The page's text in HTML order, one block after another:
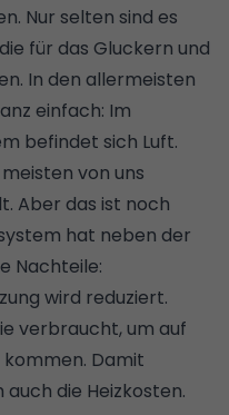
Nur selten sind es
für das Gluckern und
In den allermeisten
einfach: Im
befindet sich Luft.
von uns
Aber das ist noch
hat neben der
Nachteile:
wird reduziert.
verbraucht, um auf
kommen. Damit
die Heizkosten.